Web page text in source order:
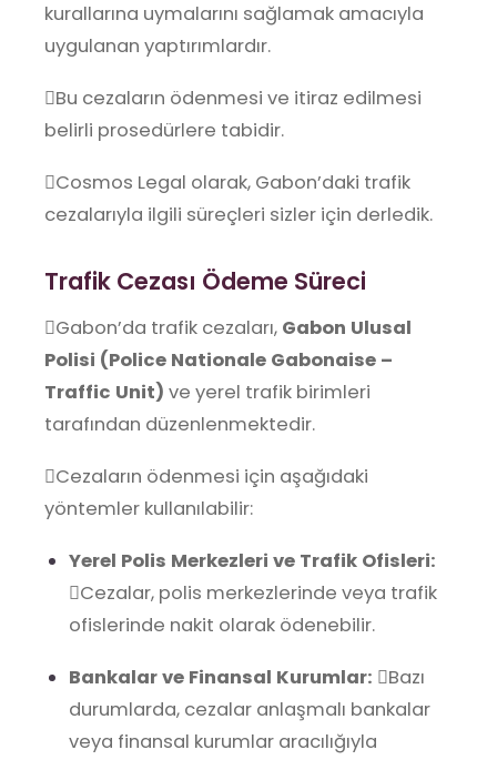
kurallarına uymalarını sağlamak amacıyla
uygulanan yaptırımlardır.
Bu cezaların ödenmesi ve itiraz edilmesi
belirli prosedürlere tabidir.
Cosmos Legal olarak, Gabon’daki trafik
cezalarıyla ilgili süreçleri sizler için derledik.
Trafik Cezası Ödeme Süreci
Gabon’da trafik cezaları, Gabon Ulusal
Polisi (Police Nationale Gabonaise –
Traffic Unit) ve yerel trafik birimleri
tarafından düzenlenmektedir.
Cezaların ödenmesi için aşağıdaki
yöntemler kullanılabilir:
Yerel Polis Merkezleri ve Trafik Ofisleri:
Cezalar, polis merkezlerinde veya trafik
ofislerinde nakit olarak ödenebilir.
Bankalar ve Finansal Kurumlar: Bazı
durumlarda, cezalar anlaşmalı bankalar
veya finansal kurumlar aracılığıyla